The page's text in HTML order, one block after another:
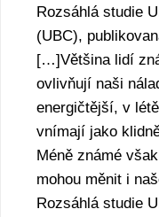
Rozsáhlá studie
(UBC),
[…]Většina lidí
ovlivňují naši
energičtější, v
vnímají jako
Méně známé
mohou měnit i
Rozsáhlá studie